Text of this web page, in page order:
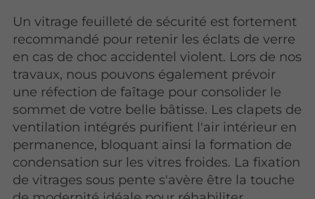
Un vitrage feuilleté de sécurité est fortement
recommandé pour retenir les éclats de verre
en cas de choc accidentel violent. Lors de nos
travaux, nous pouvons également prévoir
une réfection de faîtage pour consolider le
sommet de votre belle bâtisse. Les clapets de
ventilation intégrés purifient l'air intérieur en
permanence, bloquant ainsi la formation de
condensation sur les vitres froides. La fixation
de vitrages sous pente s'avère être la touche